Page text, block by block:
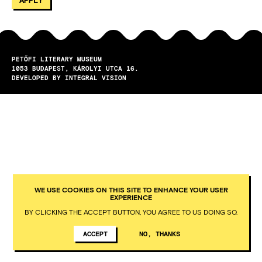
PETŐFI LITERARY MUSEUM
1053
BUDAPEST
KÁROLYI UTCA 16.
DEVELOPED BY INTEGRAL VISION
WE USE COOKIES ON THIS SITE TO ENHANCE YOUR USER
EXPERIENCE
BY CLICKING THE ACCEPT BUTTON, YOU AGREE TO US DOING SO.
ACCEPT NO, THANKS